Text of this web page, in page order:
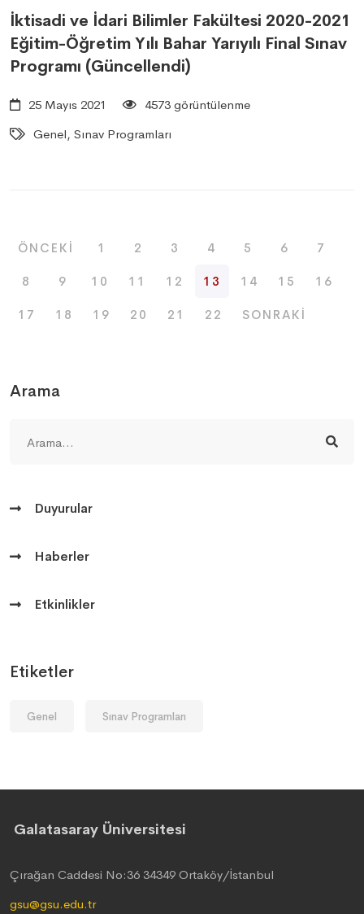
Arama
Duyurular
Haberler
Etkinlikler
Etiketler
Genel Sınav Programları
İktisadi ve İdari Bilimler Fakültesi 2020-2021
Eğitim-Öğretim Yılı Bahar Yarıyılı Final Sınav
Programı (Güncellendi)
25 Mayıs 2021
4573 görüntülenme
Genel, Sınav Programları
ÖNCEKI 1 2 3 4 5 6 7
8 9 10 11 12 13 14 15 16
17 18 19 20 21 22 SONRAKI
Galatasaray Üniversitesi
Çırağan Caddesi No:36 34349 Ortaköy/İstanbul
gsu@gsu.edu.tr